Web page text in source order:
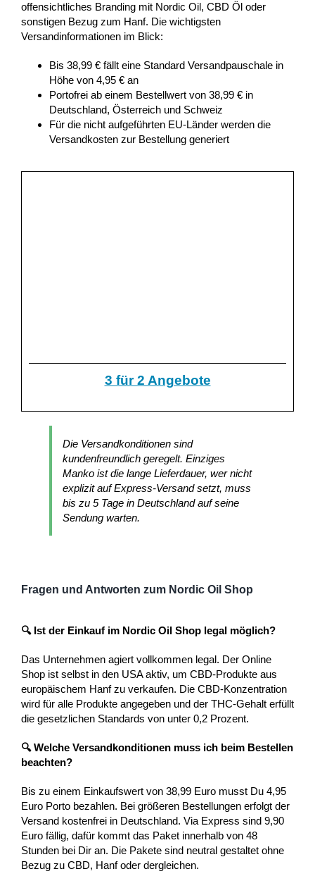
offensichtliches Branding mit Nordic Oil, CBD Öl oder
sonstigen Bezug zum Hanf. Die wichtigsten
Versandinformationen im Blick:
Bis 38,99 € fällt eine Standard Versandpauschale in
Höhe von 4,95 € an
Portofrei ab einem Bestellwert von 38,99 € in
Deutschland, Österreich und Schweiz
Für die nicht aufgeführten EU-Länder werden die
Versandkosten zur Bestellung generiert
3 für 2 Angebote
Die Versandkonditionen sind
kundenfreundlich geregelt. Einziges
Manko ist die lange Lieferdauer, wer nicht
explizit auf Express-Versand setzt, muss
bis zu 5 Tage in Deutschland auf seine
Sendung warten.
Fragen und Antworten zum Nordic Oil Shop
🔍 Ist der Einkauf im Nordic Oil Shop legal möglich?
Das Unternehmen agiert vollkommen legal. Der Online
Shop ist selbst in den USA aktiv, um CBD-Produkte aus
europäischem Hanf zu verkaufen. Die CBD-Konzentration
wird für alle Produkte angegeben und der THC-Gehalt erfüllt
die gesetzlichen Standards von unter 0,2 Prozent.
🔍 Welche Versandkonditionen muss ich beim Bestellen
beachten?
Bis zu einem Einkaufswert von 38,99 Euro musst Du 4,95
Euro Porto bezahlen. Bei größeren Bestellungen erfolgt der
Versand kostenfrei in Deutschland. Via Express sind 9,90
Euro fällig, dafür kommt das Paket innerhalb von 48
Stunden bei Dir an. Die Pakete sind neutral gestaltet ohne
Bezug zu CBD, Hanf oder dergleichen.